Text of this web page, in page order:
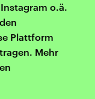
o.ä.
Plattform
Mehr